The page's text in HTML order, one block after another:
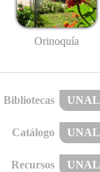
Orinoquía
Bibliotecas UNAL
Catálogo UNAL
Recursos UNAL